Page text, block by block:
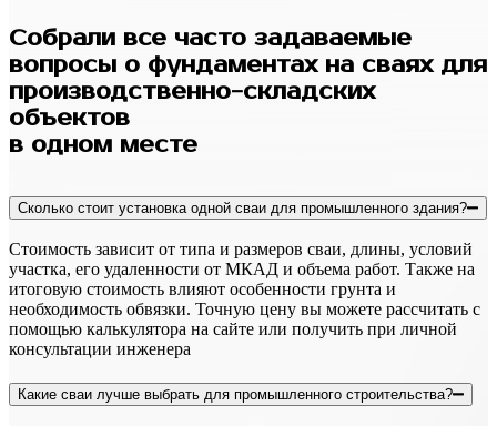
Собрали все часто задаваемые
вопросы о фундаментах на сваях для
производственно-складских
объектов
в одном месте
Сколько стоит установка одной сваи для промышленного здания?
Стоимость зависит от типа и размеров сваи, длины, условий
участка, его удаленности от МКАД и объема работ. Также на
итоговую стоимость влияют особенности грунта и
необходимость обвязки. Точную цену вы можете рассчитать с
помощью калькулятора на сайте или получить при личной
консультации инженера
Какие сваи лучше выбрать для промышленного строительства?